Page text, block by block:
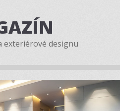
exteriérové designu